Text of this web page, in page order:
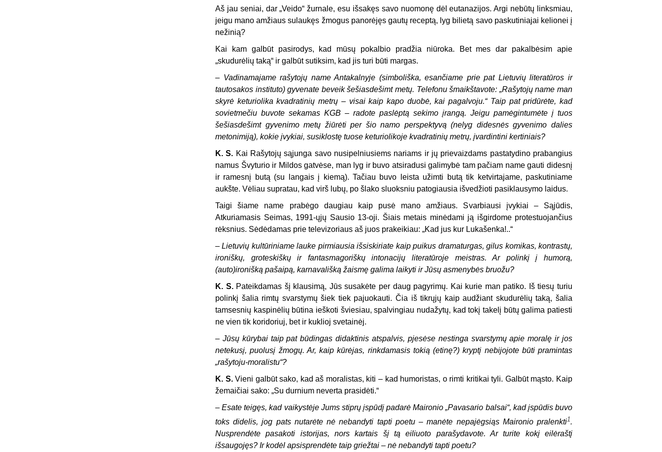
Aš jau seniai, dar „Veido“ žurnale, esu išsakęs savo nuomonę dėl eutanazijos. Argi nebūtų linksmiau,
jeigu mano amžiaus sulaukęs žmogus panorėjęs gautų receptą, lyg bilietą savo paskutiniajai kelionei į
nežinią?
Kai kam galbūt pasirodys, kad mūsų pokalbio pradžia niūroka. Bet mes dar pakalbėsim apie
„skudurėlių taką“ ir galbūt sutiksim, kad jis turi būti margas.
– Vadinamajame rašytojų name Antakalnyje (simboliška, esančiame prie pat Lietuvių literatūros ir
tautosakos instituto) gyvenate beveik šešiasdešimt metų. Telefonu šmaikštavote: „Rašytojų name man
skyrė keturiolika kvadratinių metrų – visai kaip kapo duobė, kai pagalvoju.“ Taip pat pridūrėte, kad
sovietmečiu buvote sekamas KGB – radote paslėptą sekimo įrangą. Jeigu pamėgintumėte į tuos
šešiasdešimt gyvenimo metų žiūrėti per šio namo perspektyvą (nelyg didesnės gyvenimo dalies
metonimiją), kokie įvykiai, susiklostę tuose keturiolikoje kvadratinių metrų, įvardintini kertiniais?
K. S. Kai Rašytojų sąjunga savo nusipelniusiems nariams ir jų prievaizdams pastatydino prabangius
namus Švyturio ir Mildos gatvėse, man lyg ir buvo atsiradusi galimybė tam pačiam name gauti didesnį
ir ramesnį butą (su langais į kiemą). Tačiau buvo leista užimti butą tik ketvirtajame, paskutiniame
aukšte. Vėliau supratau, kad virš lubų, po šlako sluoksniu patogiausia išvedžioti pasiklausymo laidus.
Taigi šiame name prabėgo daugiau kaip pusė mano amžiaus. Svarbiausi įvykiai – Sąjūdis,
Atkuriamasis Seimas, 1991-ųjų Sausio 13-oji. Šiais metais minėdami ją išgirdome protestuojančius
rėksnius. Sėdėdamas prie televizoriaus aš juos prakeikiau: „Kad jus kur Lukašenka!..“
–Lietuvių kultūriniame lauke pirmiausia išsiskiriate kaip puikus dramaturgas, gilus komikas, kontrastų,
ironiškų, groteskiškų ir fantasmagoriškų intonacijų literatūroje meistras. Ar polinkį į humorą,
(auto)ironišką pašaipą, karnavališką žaismę galima laikyti ir Jūsų asmenybės bruožu?
K. S.Pateikdamas šį klausimą, Jūs susakėte per daug pagyrimų. Kai kurie man patiko. Iš tiesų turiu
polinkį šalia rimtų svarstymų šiek tiek pajuokauti. Čia iš tikrųjų kaip audžiant skudurėlių taką, šalia
tamsesnių kaspinėlių būtina ieškoti šviesiau, spalvingiau nudažytų, kad tokį takelį būtų galima patiesti
ne vien tik koridoriuj, bet ir kuklioj svetainėj.
– Jūsų kūrybai taip pat būdingas didaktinis atspalvis, pjesėse nestinga svarstymų apie moralę ir jos
netekusį, puolusį žmogų. Ar, kaip kūrėjas, rinkdamasis tokią (etinę?) kryptį nebijojote būti pramintas
„rašytoju-moralistu“?
K. S.Vieni galbūt sako, kad aš moralistas, kiti – kad humoristas, o rimti kritikai tyli. Galbūt mąsto. Kaip
žemaičiai sako: „Su durnium neverta prasidėti.“
–Esate teigęs, kad vaikystėje Jums stiprų įspūdį padarė Maironio „Pavasario balsai“, kad įspūdis buvo
toks didelis, jog pats nutarėte nė nebandyti tapti poetu – manėte nepajėgsiąs Maironio pralenkti1.
Nusprendėte pasakoti istorijas, nors kartais šį tą eiliuoto parašydavote. Ar turite kokį eilėraštį
išsaugojęs? Ir kodėl apsisprendėte taip griežtai – nė nebandyti tapti poetu?